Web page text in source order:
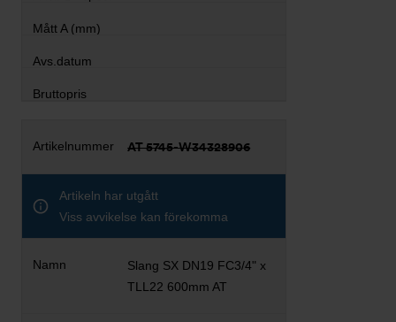
AT 5745-W34328906
Artikeln har utgått
Viss avvikelse kan förekomma
Slang SX DN19 FC3/4" x
TLL22 600mm AT